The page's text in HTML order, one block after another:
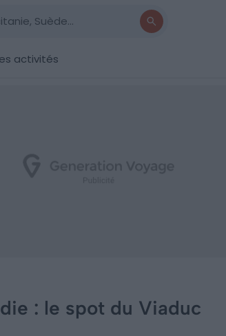
activités
: le spot du Viaduc